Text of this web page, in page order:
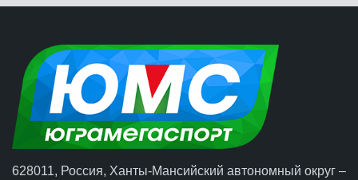
628011, Россия, Ханты-Мансийский автономный округ –